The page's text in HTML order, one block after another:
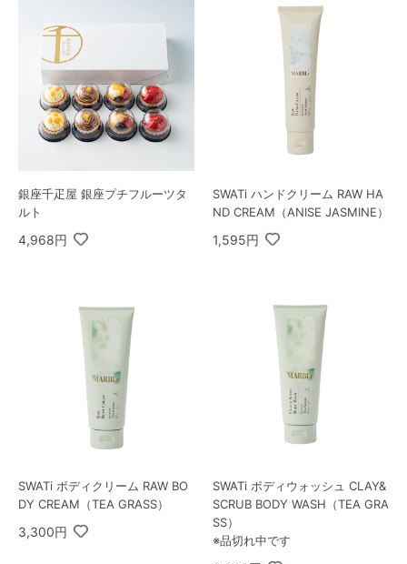
銀座千疋屋 銀座プチフルーツタ
ルト
4,968円
SWATi ハンドクリーム RAW HA
ND CREAM（ANISE JASMINE）
1,595円
SWATi ボディクリーム RAW BO
DY CREAM（TEA GRASS）
3,300円
SWATi ボディウォッシュ CLAY&
SCRUB BODY WASH（TEA GRA
SS）
※品切れ中です